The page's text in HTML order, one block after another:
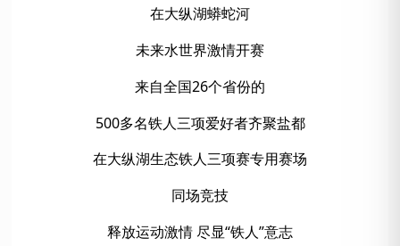
在大纵湖蟒蛇河
未来水世界激情开赛
来自全国26个省份的
500多名铁人三项爱好者齐聚盐都
在大纵湖生态铁人三项赛专用赛场
同场竞技
释放运动激情 尽显“铁人”意志